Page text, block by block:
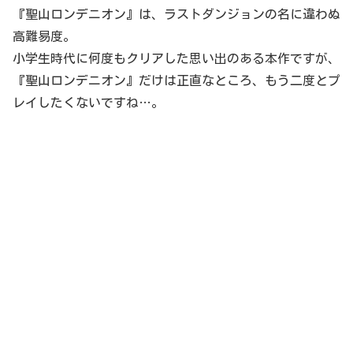
『聖山ロンデニオン』は、ラストダンジョンの名に違わぬ
高難易度。
小学生時代に何度もクリアした思い出のある本作ですが、
『聖山ロンデニオン』だけは正直なところ、もう二度とプ
レイしたくないですね…。